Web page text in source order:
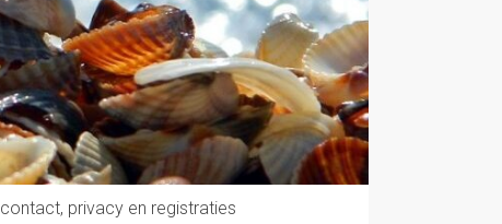
contact, privacy en registraties